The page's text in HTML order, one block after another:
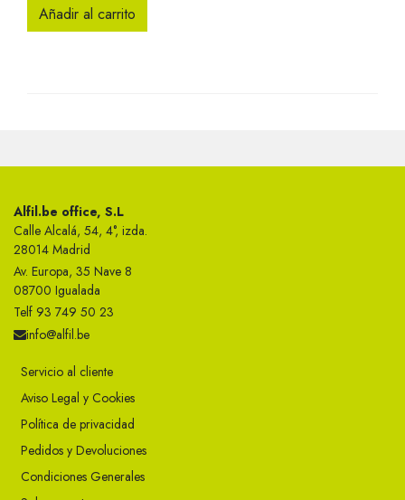
Añadir al carrito
Alfil.be office, S.L
Calle Alcalá, 54, 4°, izda.
28014 Madrid
Av. Europa, 35 Nave 8
08700 Igualada
Telf 93 749 50 23
info@alfil.be
Servicio al cliente
Aviso Legal y Cookies
Política de privacidad
Pedidos y Devoluciones
Condiciones Generales